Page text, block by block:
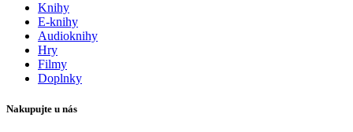
Knihy
E-knihy
Audioknihy
Hry
Filmy
Doplnky
Nakupujte u nás